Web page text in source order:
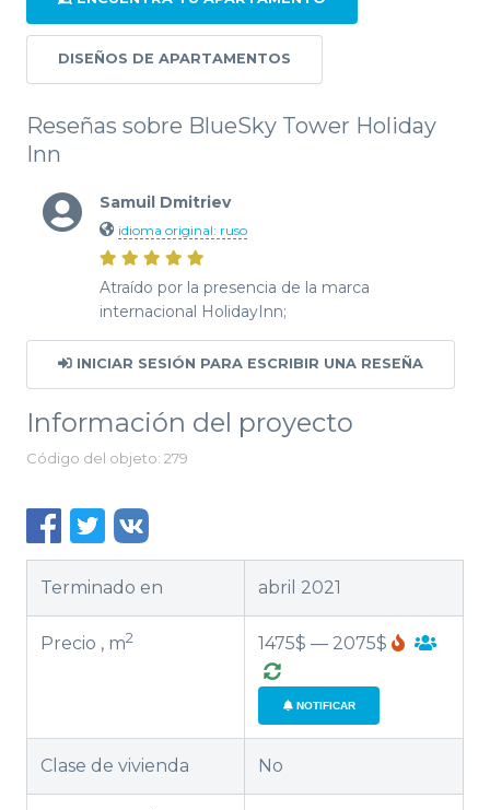
DISEÑOS DE APARTAMENTOS
Reseñas sobre BlueSky Tower Holiday
Inn
Samuil Dmitriev
idioma original: ruso
Atraído por la presencia de la marca
internacional HolidayInn;
INICIAR SESIÓN PARA ESCRIBIR UNA RESEÑA
Información del proyecto
Código del objeto: 279
Terminado en abril 2021
Precio , m2 1475$ — 2075$
NOTIFICAR
Clase de vivienda No